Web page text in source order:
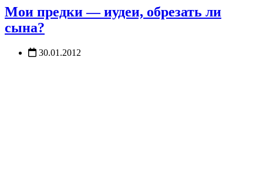
Мои предки — иудеи, обрезать ли
сына?
30.01.2012